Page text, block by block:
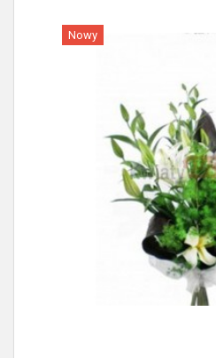
Nowy